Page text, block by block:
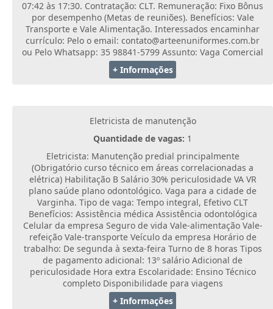
07:42 às 17:30. Contratação: CLT. Remuneração: Fixo Bônus
por desempenho (Metas de reuniões). Benefícios: Vale
Transporte e Vale Alimentação. Interessados encaminhar
currículo: Pelo o email: contato@arteenuniformes.com.br
ou Pelo Whatsapp: 35 98841-5799 Assunto: Vaga Comercial
+ Informações
Eletricista de manutenção
Quantidade de vagas: 1
Eletricista: Manutenção predial principalmente
(Obrigatório curso técnico em áreas correlacionadas a
elétrica) Habilitação B Salário 30% periculosidade VA VR
plano saúde plano odontológico. Vaga para a cidade de
Varginha. Tipo de vaga: Tempo integral, Efetivo CLT
Benefícios: Assistência médica Assistência odontológica
Celular da empresa Seguro de vida Vale-alimentação Vale-
refeição Vale-transporte Veículo da empresa Horário de
trabalho: De segunda à sexta-feira Turno de 8 horas Tipos
de pagamento adicional: 13º salário Adicional de
periculosidade Hora extra Escolaridade: Ensino Técnico
completo Disponibilidade para viagens
+ Informações